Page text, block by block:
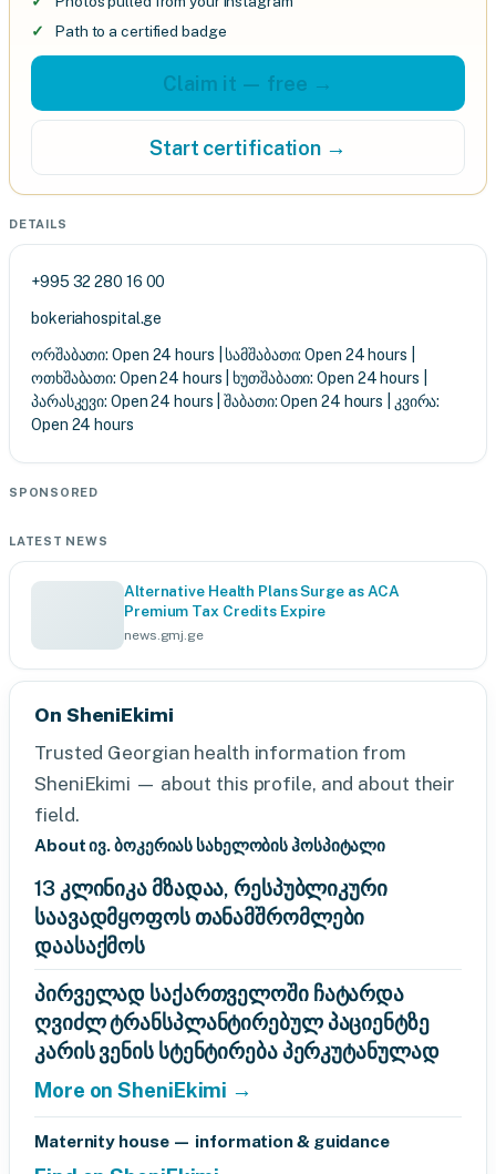
Path to a certified badge
Claim it — free →
Start certification →
DETAILS
+995 32 280 16 00
bokeriahospital.ge
ორშაბათი: Open 24 hours | სამშაბათი: Open 24 hours |
ოთხშაბათი: Open 24 hours | ხუთშაბათი: Open 24 hours |
პარასკევი: Open 24 hours | შაბათი: Open 24 hours | კვირა:
Open 24 hours
SPONSORED
LATEST NEWS
Alternative Health Plans Surge as ACA
Premium Tax Credits Expire
news.gmj.ge
On SheniEkimi
Trusted Georgian health information from
SheniEkimi — about this profile, and about their
field.
About ივ. ბოკერიას სახელობის ჰოსპიტალი
13 კლინიკა მზადაა, რესპუბლიკური
საავადმყოფოს თანამშრომლები
დაასაქმოს
პირველად საქართველოში ჩატარდა
ღვიძლ ტრანსპლანტირებულ პაციენტზე
კარის ვენის სტენტირება პერკუტანულად
More on SheniEkimi →
Maternity house — information & guidance